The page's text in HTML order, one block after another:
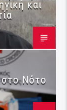
και
στο Νότο